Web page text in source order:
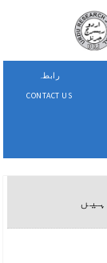
رابطہ
CONTACT US